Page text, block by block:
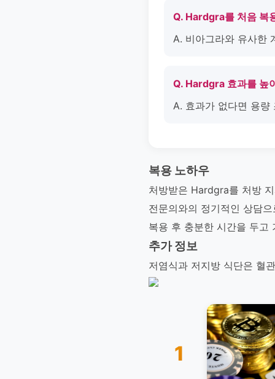
Q. Hardgra를 처음 복
A. 비아그라와 유사한
Q. Hardgra 효과를 높
A. 효과가 없다면 용량
복용 노하우
처방받은 Hardgra를 처방
전문의와의 정기적인 상담
복용 후 충분한 시간을 두고
추가 정보
저염식과 저지방 식단은 혈
1